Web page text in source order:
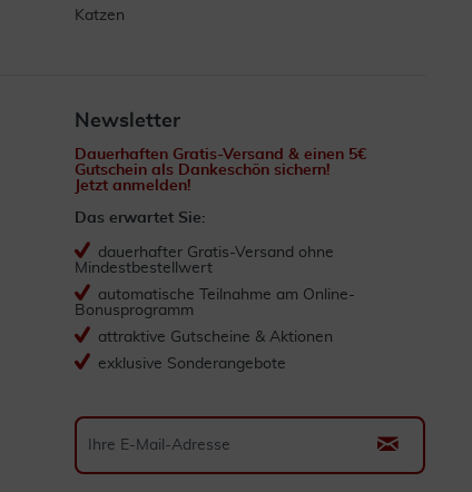
Katzen
Newsletter
Dauerhaften Gratis-Versand & einen 5€
Gutschein als Dankeschön sichern!
Jetzt anmelden!
Das erwartet Sie:
dauerhafter Gratis-Versand ohne
Mindestbestellwert
automatische Teilnahme am Online-
Bonusprogramm
attraktive Gutscheine & Aktionen
exklusive Sonderangebote